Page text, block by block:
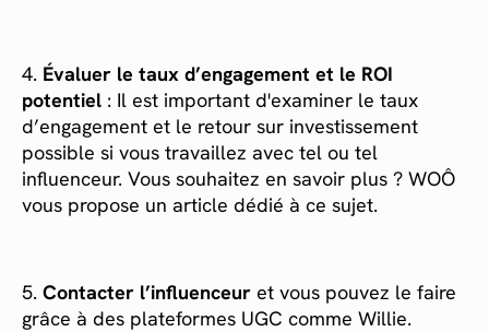
4. Évaluer le taux d’engagement et le ROI
potentiel : Il est important d'examiner le taux
d’engagement et le retour sur investissement
possible si vous travaillez avec tel ou tel
influenceur. Vous souhaitez en savoir plus ? WOÔ
vous propose un article dédié à ce sujet.
5. Contacter l’influenceur et vous pouvez le faire
grâce à des plateformes UGC comme Willie.